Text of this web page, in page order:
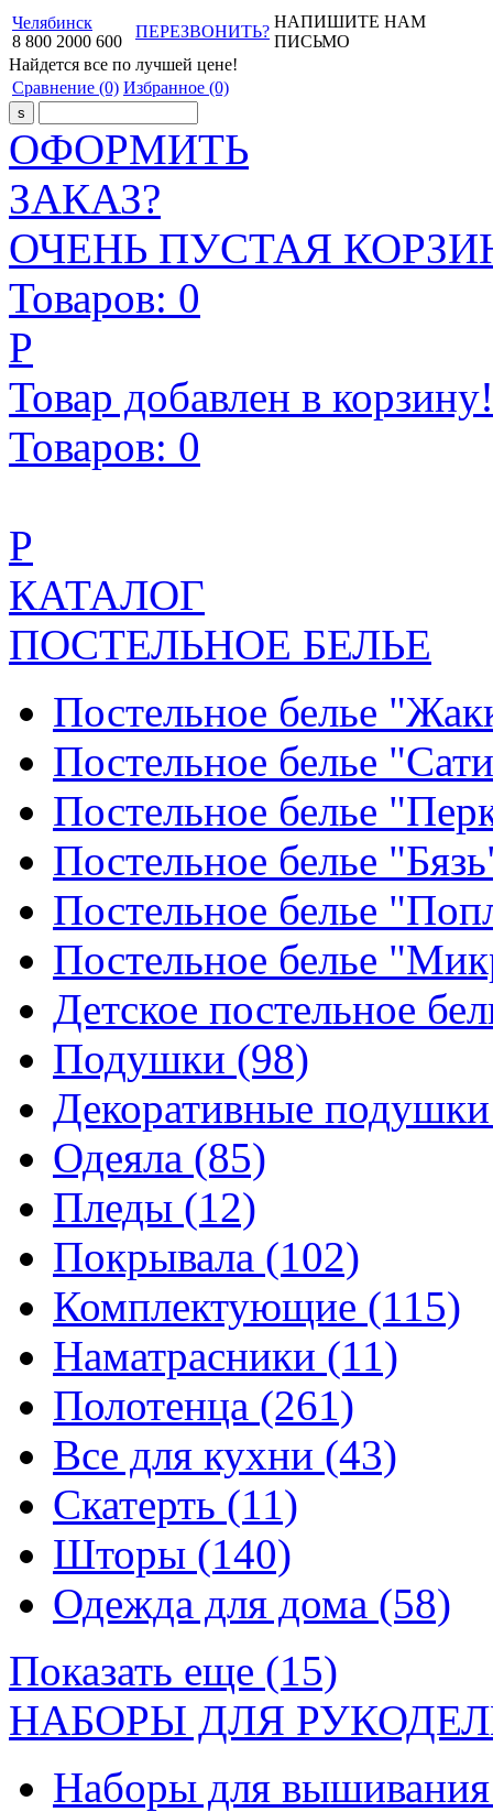
Челябинск
8 800 2000 600
ПЕРЕЗВОНИТЬ?
НАПИШИТЕ НАМ
ПИСЬМО
Найдется все по лучшей цене!
Сравнение (0) Избранное (0)
ОФОРМИТЬ
ЗАКАЗ?
ОЧЕНЬ ПУСТАЯ
Товаров: 0
Р
Товар добавлен в корзину!
Товаров: 0
Р
КАТАЛОГ
ПОСТЕЛЬНОЕ БЕЛЬЕ
Постельное белье
Постельное белье
Постельное белье
Постельное белье
Постельное белье
Постельное белье
Детское постельное
Подушки (98)
Декоративные
Одеяла (85)
Пледы (12)
Покрывала (102)
Комплектующие (115)
Наматрасники (11)
Полотенца (261)
Все для кухни (43)
Скатерть (11)
Шторы (140)
Одежда для дома (58)
Показать еще (15)
НАБОРЫ ДЛЯ
Наборы для